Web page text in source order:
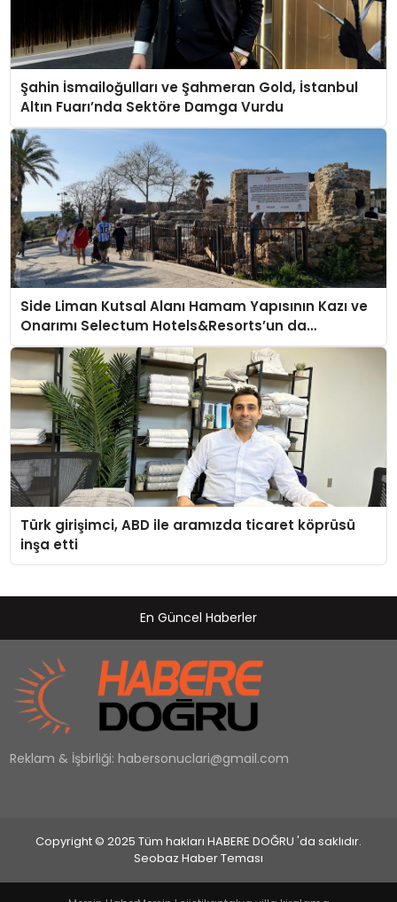
Şahin İsmailoğulları ve Şahmeran Gold, İstanbul
Altın Fuarı’nda Sektöre Damga Vurdu
Side Liman Kutsal Alanı Hamam Yapısının Kazı ve
Onarımı Selectum Hotels&Resorts’un da
Katkılarıyla Tamamlandı
Türk girişimci, ABD ile aramızda ticaret köprüsü
inşa etti
En Güncel Haberler
Reklam & İşbirliği: habersonuclari@gmail.com
Copyright © 2025 Tüm hakları HABERE DOĞRU 'da saklıdır.
Seobaz Haber Teması